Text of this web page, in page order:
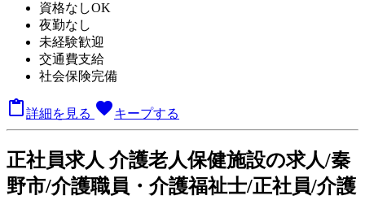
資格なしOK
夜勤なし
未経験歓迎
交通費支給
社会保険完備
 詳細を見る favoriteキープする
正社員求人 介護老人保健施設の求人/秦
野市/介護職員・介護福祉士/正社員/介護